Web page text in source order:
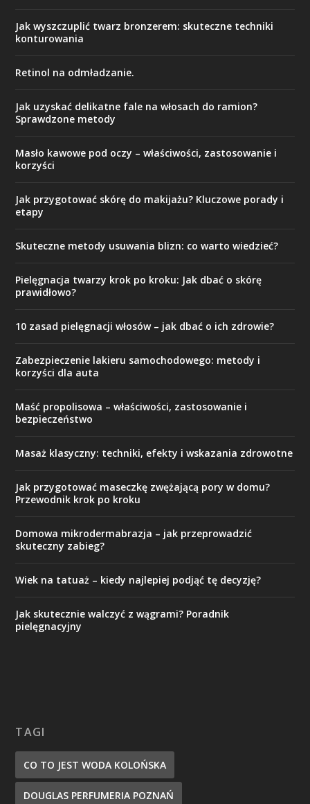
Jak wyszczuplić twarz bronzerem: skuteczne techniki
konturowania
Retinol na odmładzanie.
Jak uzyskać delikatne fale na włosach do ramion?
Sprawdzone metody
Masło kawowe pod oczy – właściwości, zastosowanie i
korzyści
Jak przygotować skórę do makijażu? Kluczowe porady i
etapy
Skuteczne metody usuwania blizn: co warto wiedzieć?
Pielęgnacja twarzy krok po kroku: Jak dbać o skórę
prawidłowo?
10 zasad pielęgnacji włosów – jak dbać o ich zdrowie?
Zabezpieczenie lakieru samochodowego: metody i
korzyści dla auta
Maść propolisowa – właściwości, zastosowanie i
bezpieczeństwo
Masaż klasyczny: techniki, efekty i wskazania zdrowotne
Jak przygotować maseczkę zwężającą pory w domu?
Przewodnik krok po kroku
Domowa mikrodermabrazja – jak przeprowadzić
skuteczny zabieg?
Wiek na tatuaż – kiedy najlepiej podjąć tę decyzję?
Jak skutecznie walczyć z wągrami? Poradnik
pielęgnacyjny
TAGI
CO TO JEST WODA KOLOŃSKA
DOUGLAS PERFUMERIA POZNAŃ